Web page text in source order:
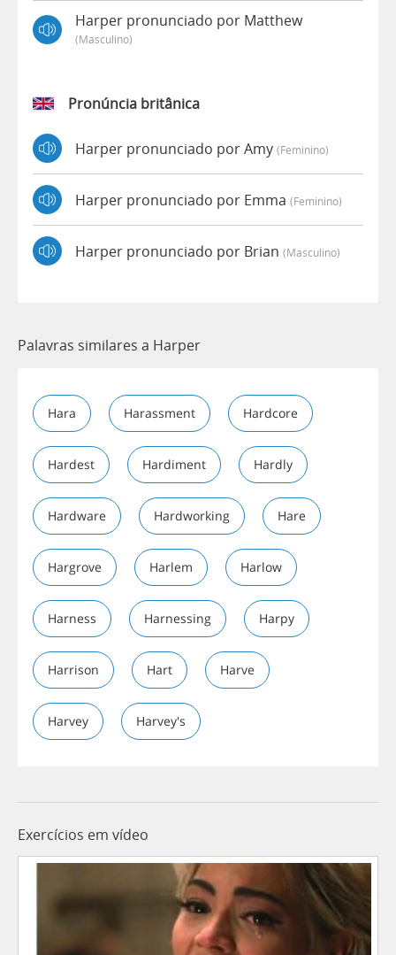
Harper pronunciado por Matthew
(masculino)
Pronúncia britânica
Harper pronunciado por Amy (feminino)
Harper pronunciado por Emma (feminino)
Harper pronunciado por Brian (masculino)
Palavras similares a Harper
Hara Harassment Hardcore
Hardest Hardiment Hardly
Hardware Hardworking Hare
Hargrove Harlem Harlow
Harness Harnessing Harpy
Harrison Hart Harve
Harvey Harvey's
Exercícios em vídeo